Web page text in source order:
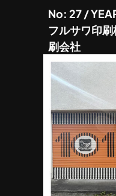
No: 27 /
フルサワ印
刷会社